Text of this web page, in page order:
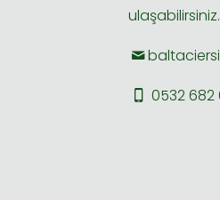
ulaşabilirsiniz.
0532 682